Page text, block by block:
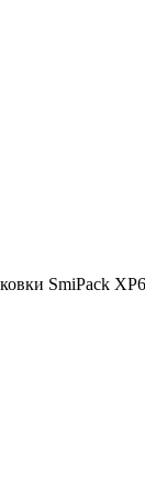
SmiPack